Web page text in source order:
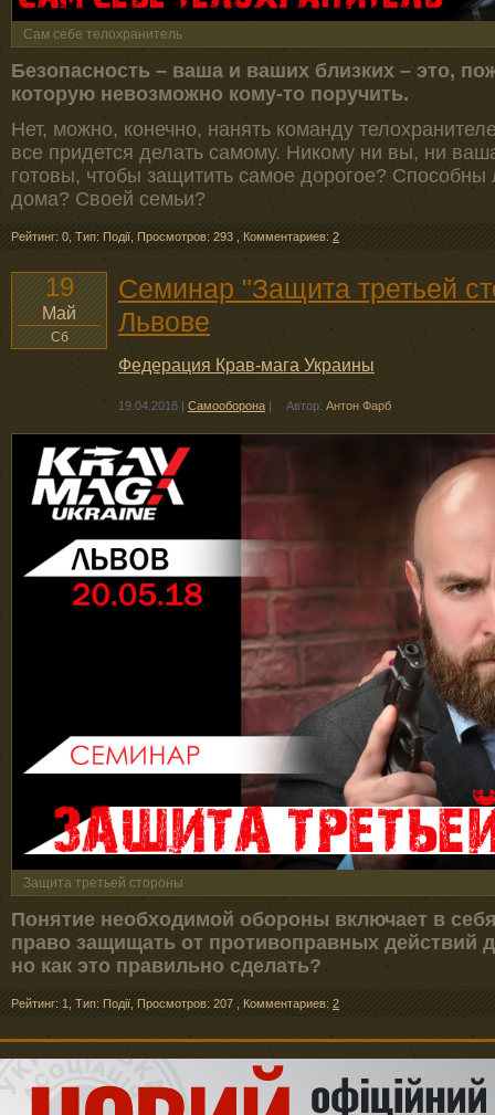
Сам себе телохранитель
Безопасность – ваша и ваших близких – это,
которую невозможно кому-то поручить.
Нет, можно, конечно, нанять команду
все придется делать самому. Никому ни вы, ни
готовы, чтобы защитить самое дорогое? Способны
дома? Своей семьи?
Рейтинг: 0, Тип: Події, Просмотров: 293 , Комментариев: 2
19
Май
Сб
Семинар "Защита третьей
Львове
Федерация Крав-мага Украины
19.04.2018 Самооборона Автор: Антон Фарб
Защита третьей стороны
Понятие необходимой обороны включает в
право защищать от противоправных действий
но как это правильно сделать?
Рейтинг: 1 Тип: Події Просмотров: 207 Комментариев: 2